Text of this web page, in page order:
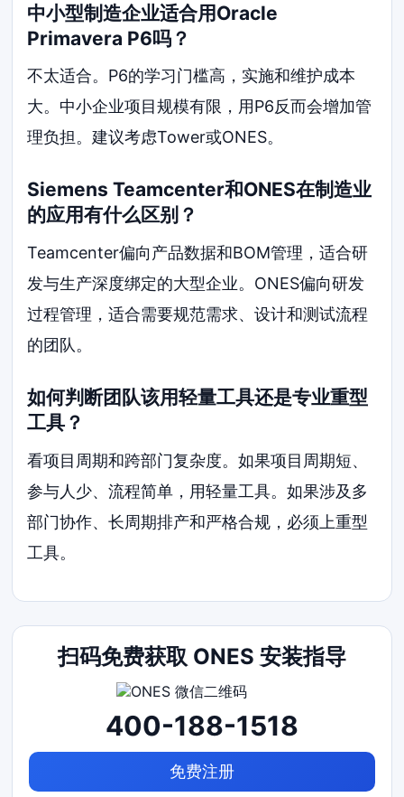
中小型制造企业适合用Oracle
Primavera P6吗？
不太适合。P6的学习门槛高，实施和维护成本
大。中小企业项目规模有限，用P6反而会增加管
理负担。建议考虑Tower或ONES。
Siemens Teamcenter和ONES在制造业
的应用有什么区别？
Teamcenter偏向产品数据和BOM管理，适合研
发与生产深度绑定的大型企业。ONES偏向研发
过程管理，适合需要规范需求、设计和测试流程
的团队。
如何判断团队该用轻量工具还是专业重型
工具？
看项目周期和跨部门复杂度。如果项目周期短、
参与人少、流程简单，用轻量工具。如果涉及多
部门协作、长周期排产和严格合规，必须上重型
工具。
扫码免费获取 ONES 安装指导
400-188-1518
免费注册